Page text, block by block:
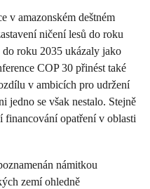
v amazonském deštném
ničení lesů do roku
roku 2035 ukázaly jako
COP 30 přinést také
v ambicích pro udržení
jedno se však nestalo. Stejně
financování opatření v oblasti
námitkou
zemí ohledně